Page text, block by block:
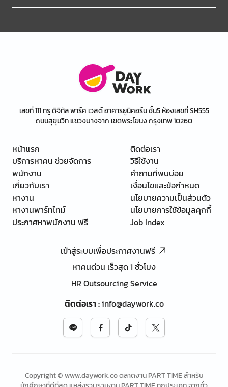
เลขที่ 111 ทรู ดิจิทัล พาร์ค เวสต์ อาคารยูนิคอร์น ชั้น5 ห้องเลขที่ SH555
ถนนสุขุมวิท แขวงบางจาก เขตพระโขนง กรุงเทพ 10260
หน้าแรก
บริการหาคน ช่วยจัดการ
พนักงาน
เกี่ยวกับเรา
หางาน
หางานพาร์ทไทม์
ประกาศหาพนักงาน ฟรี
ติดต่อเรา
วิธีใช้งาน
คำถามที่พบบ่อย
เงื่อนไขและข้อกำหนด
นโยบายความเป็นส่วนตัว
นโยบายการใช้ข้อมูลคุกกี้
Job Index
เข้าสู่ระบบเพื่อประกาศงานฟรี
หาคนด่วน เร็วสุด 1 ชั่วโมง
HR Outsourcing Service
ติดต่อเรา:info@daywork.co
Copyright © www.daywork.co ตลาดงาน PART TIME สำหรับ